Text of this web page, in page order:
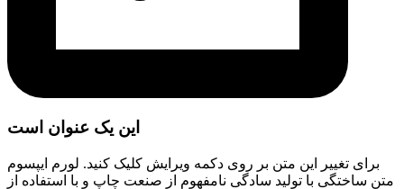
این یک عنوان است
برای تغییر این متن بر روی دکمه ویرایش کلیک کنید. لورم ایپسوم
متن ساختگی با تولید سادگی نامفهوم از صنعت چاپ و با استفاده از